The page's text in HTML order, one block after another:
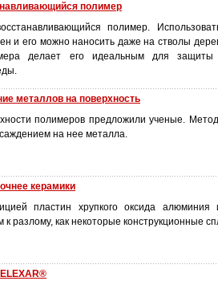
полимер
полимер.
и его можно наносить даже на стволы
делает его идеальным для защиты
на поверхность
полимеров предложили ученые.
на нее металла.
керамики
пластин хрупкого оксида алюминия
разлому, как некоторые конструкционные